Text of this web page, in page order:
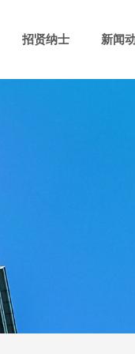
招贤纳士 新闻